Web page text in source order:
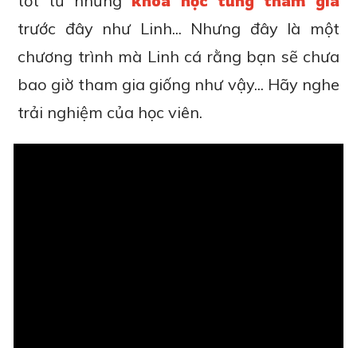
trước đây như Linh... Nhưng đây là một
chương trình mà Linh cá rằng bạn sẽ chưa
bao giờ tham gia giống như vậy... Hãy nghe
trải nghiệm của học viên.